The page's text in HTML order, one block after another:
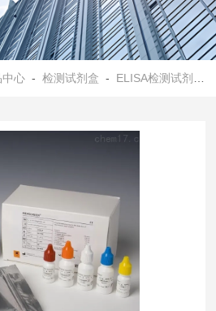
中心 -检测试剂盒 - ELISA检测试剂盒